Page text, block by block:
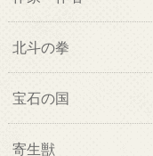
教科書
映画
月刊アフタヌーン